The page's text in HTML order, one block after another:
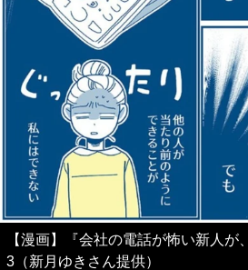
【漫画】『会社の電話が怖い新人が
3（新月ゆきさん提供）